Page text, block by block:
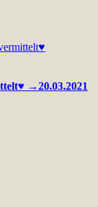
→20.03.2021